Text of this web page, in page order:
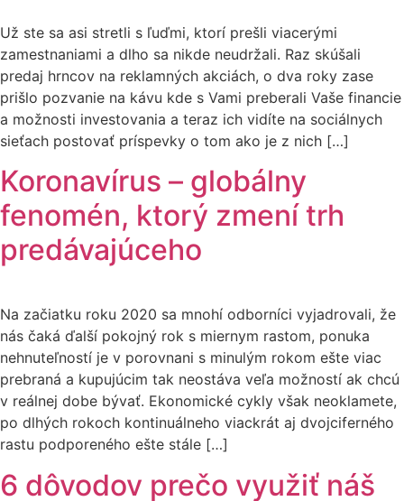
Už ste sa asi stretli s ľuďmi, ktorí prešli viacerými
zamestnaniami a dlho sa nikde neudržali. Raz skúšali
predaj hrncov na reklamných akciách, o dva roky zase
prišlo pozvanie na kávu kde s Vami preberali Vaše financie
a možnosti investovania a teraz ich vidíte na sociálnych
sieťach postovať príspevky o tom ako je z nich […]
Koronavírus – globálny
fenomén, ktorý zmení trh
predávajúceho
Na začiatku roku 2020 sa mnohí odborníci vyjadrovali, že
nás čaká ďalší pokojný rok s miernym rastom, ponuka
nehnuteľností je v porovnani s minulým rokom ešte viac
prebraná a kupujúcim tak neostáva veľa možností ak chcú
v reálnej dobe bývať. Ekonomické cykly však neoklamete,
po dlhých rokoch kontinuálneho viackrát aj dvojciferného
rastu podporeného ešte stále […]
6 dôvodov prečo využiť náš